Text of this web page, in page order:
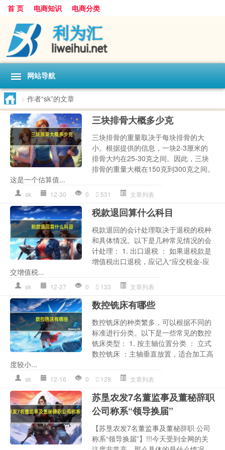
首 页 电商知识 电商分类
网站导航
> 作者“sk”的文章
三块排骨大概多少克
三块排骨的重量取决于每块排骨的大
小。根据提供的信息，一块2-3厘米的
排骨大约在25-30克之间。因此，三块
排骨的重量大概在150克到300克之间。
这是一个估算值...
sk 12-30 0 531 文章列表
税款退回算什么科目
税款退回的会计处理取决于退税的税种
和具体情况。以下是几种常见情况的会
计处理： 1. 出口退税 ： 如果退税款是
增值税出口退税，应记入“应交税金-应
交增值税...
sk 12-27 0 133 文章列表
数控铣床有哪些
数控铣床的种类繁多，可以根据不同的
标准进行分类。以下是一些常见的数控
铣床类型： 1. 按主轴位置分类 ： 立式
数控铣床 ：主轴垂直放置，适合加工高
度较小...
sk 12-16 0 128 文章列表
苏垦农发7名董监事及董秘辞职
公司称系“领导换届”
【苏垦农发7名董监事及董秘辞职 公司
称系“领导换届”】!!!今天受到全网的关